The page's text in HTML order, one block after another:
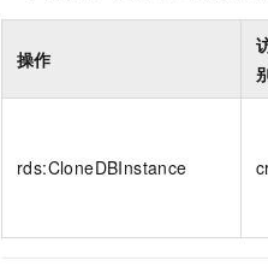
操作
rds:CloneDBInstance